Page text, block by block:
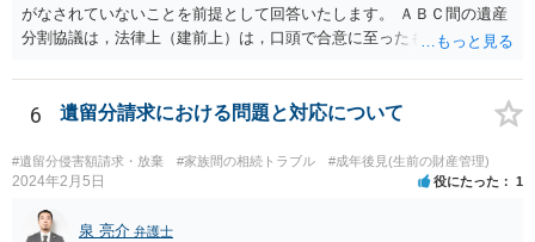
がなされていないことを前提として回答いたします。 ＡＢＣ間の遺産
分割協議は，法律上（建前上）は，口頭で合意に至ったものであって
ん。 また，不動産の名義を移転するためには，遺産分割協議書への署
名捺印を得る必要があります。 したがって，残念ながら，「ＡＢＣ間
難と思われます。 「ＡＢＣ間の遺産分割協議は未了のまま，ＡとＢが
死亡し，二次相続が発生した」という前提に基づいて協議を進める必
議の内容を前提とした主張をすることが最も有利ですが，ＡＢの相続
6 遺留分請求における問題と対応について
#遺留分侵害額請求・放棄 #家族間の相続トラブル #成年後見(生前の財産管理)
2024年2月5日 役にたった 1
泉 亮介 弁護士